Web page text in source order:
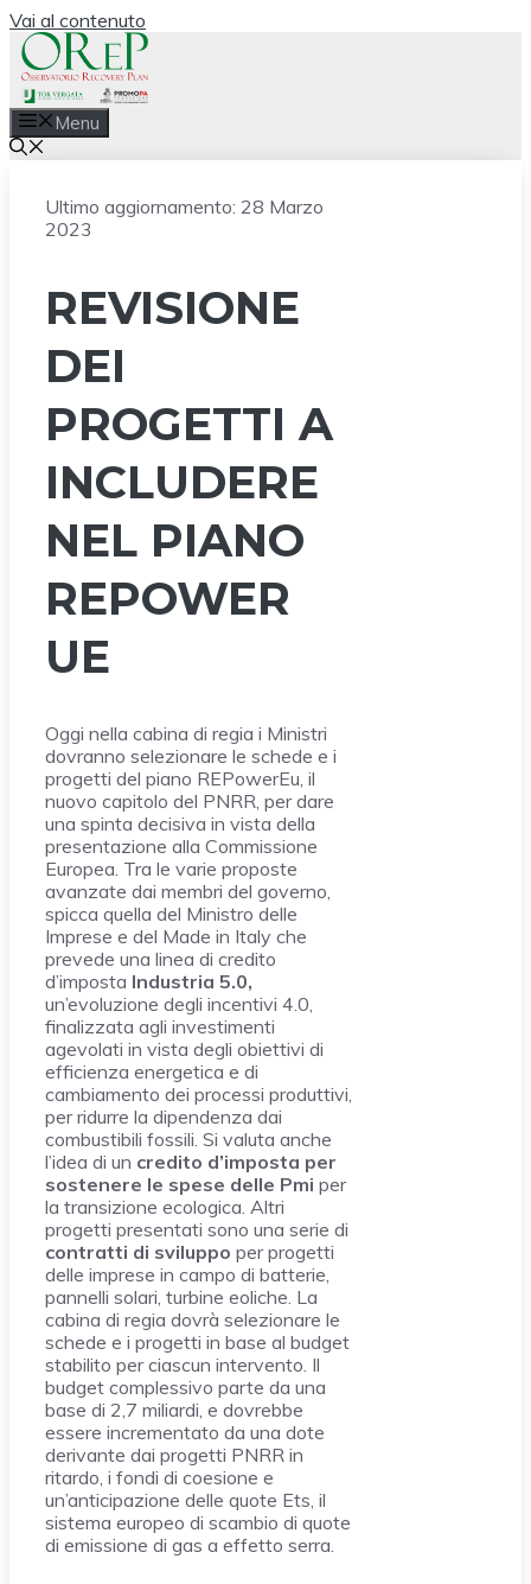
Vai al contenuto
Menu
Ultimo aggiornamento: 28 Marzo
2023
REVISIONE
DEI
PROGETTI A
INCLUDERE
NEL PIANO
REPOWER
UE
Oggi nella cabina di regia i Ministri
dovranno selezionare le schede e i
progetti del piano REPowerEu, il
nuovo capitolo del PNRR, per dare
una spinta decisiva in vista della
presentazione alla Commissione
Europea. Tra le varie proposte
avanzate dai membri del governo,
spicca quella del Ministro delle
Imprese e del Made in Italy che
prevede una linea di credito
d’imposta Industria 5.0,
un’evoluzione degli incentivi 4.0,
finalizzata agli investimenti
agevolati in vista degli obiettivi di
efficienza energetica e di
cambiamento dei processi produttivi,
per ridurre la dipendenza dai
combustibili fossili. Si valuta anche
l’idea di un credito d’imposta per
sostenere le spese delle Pmi per
la transizione ecologica. Altri
progetti presentati sono una serie di
contratti di sviluppo per progetti
delle imprese in campo di batterie,
pannelli solari, turbine eoliche. La
cabina di regia dovrà selezionare le
schede e i progetti in base al budget
stabilito per ciascun intervento. Il
budget complessivo parte da una
base di 2,7 miliardi, e dovrebbe
essere incrementato da una dote
derivante dai progetti PNRR in
ritardo, i fondi di coesione e
un’anticipazione delle quote Ets, il
sistema europeo di scambio di quote
di emissione di gas a effetto serra.